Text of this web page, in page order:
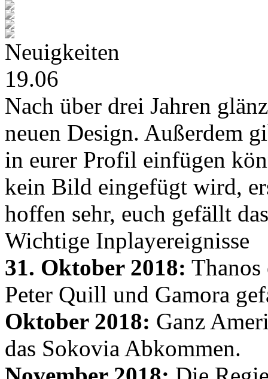
Neuigkeiten
19.06
Nach über drei Jahren
neuen Design. Außerdem
in eurer Profil einfügen
kein Bild eingefügt wird,
hoffen sehr, euch gefällt
Wichtige Inplayereignisse
31. Oktober 2018:
Peter Quill und Gamora
Oktober 2018: Ganz
das Sokovia Abkommen.